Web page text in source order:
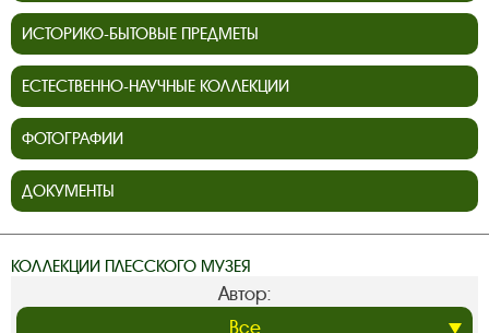
ИСТОРИКО-БЫТОВЫЕ ПРЕДМЕТЫ
ЕСТЕСТВЕННО-НАУЧНЫЕ КОЛЛЕКЦИИ
ФОТОГРАФИИ
ДОКУМЕНТЫ
КОЛЛЕКЦИИ ПЛЕССКОГО МУЗЕЯ
Автор: